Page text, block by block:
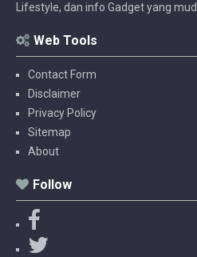
Lifestyle, dan info Gadget yang
Web Tools
Contact Form
Disclaimer
Privacy Policy
Sitemap
About
Follow
a